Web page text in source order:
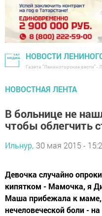
НОВОСТИ
Газета "Лениногорские вести" -
НОВОСТНАЯ ЛЕНТА
В больнице не
чтобы облегчить
Ильнур, 30 мая 2015 -
Девочка случайно
кипятком - Мамочка, я
Маша прибежала к маме,
нечеловеческой боли -